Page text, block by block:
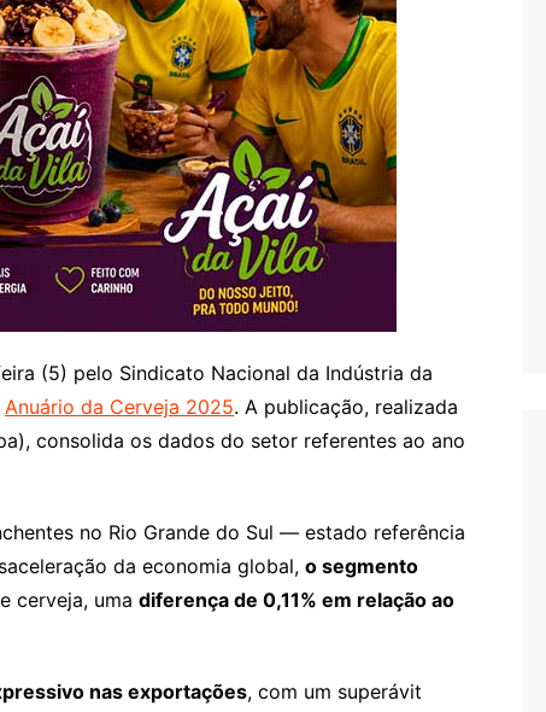
(5) pelo Sindicato Nacional da Indústria da
Anuário da Cerveja 2025. A publicação, realizada
consolida os dados do setor referentes ao ano
no Rio Grande do Sul — estado referência
da economia global, o segmento
cerveja, uma diferença de 0,11% em relação ao
nas exportações, com um superávit